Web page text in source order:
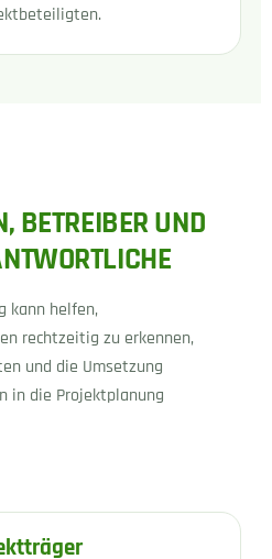
BETREIBER UND
kann helfen,
rechtzeitig zu erkennen,
und die Umsetzung
in die Projektplanung